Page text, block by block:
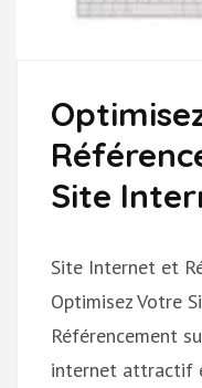
Site
Site Internet et
Optimisez Votre
Référencement
internet attractif